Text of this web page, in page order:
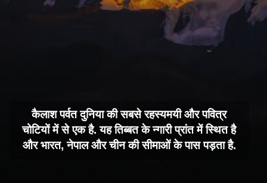
कैलाश पर्वत दुनिया की सबसे रहस्यमयी और पवित्र
चोटियों में से एक है. यह तिब्बत के न्गारी प्रांत में स्थित है
और भारत, नेपाल और चीन की सीमाओं के पास पड़ता है.